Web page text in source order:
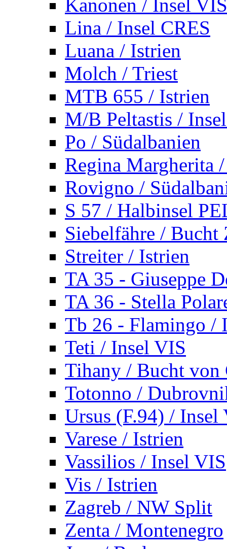
Kanonen / Insel VIS
Lina / Insel CRES
Luana / Istrien
Molch / Triest
MTB 655 / Istrien
M/B Peltastis /
Po / Südalbanien
Regina Margherita
Rovigno /
S 57 / Halbinsel
Siebelfähre / Bucht
Streiter / Istrien
TA 35 - Giuseppe
TA 36 - Stella
Tb 26 - Flamingo /
Teti / Insel VIS
Tihany / Bucht von
Totonno /
Ursus (F.94) / Insel
Varese / Istrien
Vassilios / Insel VIS
Vis / Istrien
Zagreb / NW Split
Zenta / Montenegro